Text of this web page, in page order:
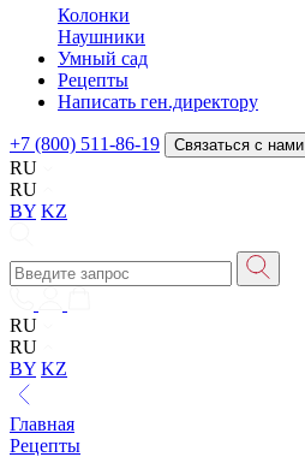
Колонки
Наушники
Умный сад
Рецепты
Написать ген.директору
+7 (800) 511-86-19 Связаться с нами
RU
RU
BY KZ
RU
RU
BY KZ
Главная
Рецепты